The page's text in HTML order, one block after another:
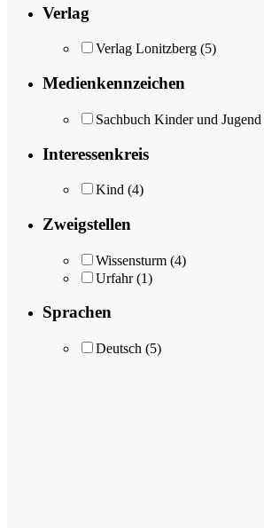
Verlag
Verlag Lonitzberg (5)
Medienkennzeichen
Sachbuch Kinder und Jugend
Interessenkreis
Kind (4)
Zweigstellen
Wissensturm (4)
Urfahr (1)
Sprachen
Deutsch (5)